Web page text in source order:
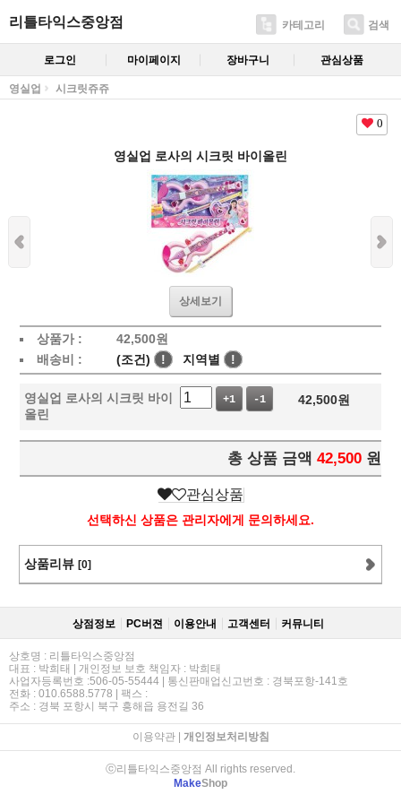
리틀타익스중앙점 카테고리 검색
로그인 마이페이지 장바구니 관심상품
영실업 시크릿쥬쥬
0
영실업 로사의 시크릿 바이올린
상세보기
상품가 : 42,500원
배송비 :
(조건) ! 지역별 !
영실업 로사의 시크릿 바이
올린
+1 -1 42,500원
총 상품 금액 42,500 원
관심상품
선택하신 상품은 관리자에게 문의하세요.
상품리뷰 [0]
상점정보 PC버젼 이용안내 고객센터 커뮤니티
상호명 : 리틀타익스중앙점
대표 : 박희태 | 개인정보 보호 책임자 : 박희태
사업자등록번호 :506-05-55444 | 통신판매업신고번호 : 경북포항-141호
전화 : 010.6588.5778 | 팩스 :
주소 : 경북 포항시 북구 흥해읍 용전길 36
이용약관| 개인정보처리방침
ⓒ리틀타익스중앙점 All rights reserved.
MakeShop